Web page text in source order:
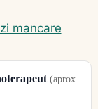
mancare
(aprox.